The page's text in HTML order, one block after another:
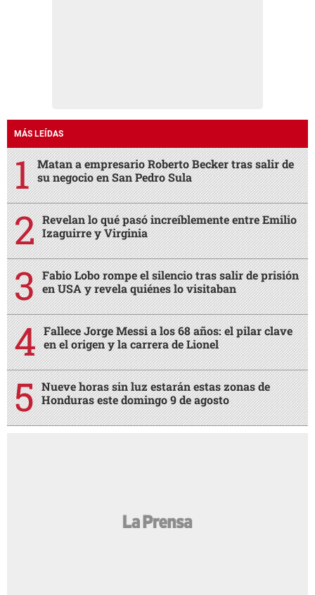
MÁS LEÍDAS
Matan a empresario Roberto Becker tras salir de
su negocio en San Pedro Sula
Revelan lo qué pasó increíblemente entre Emilio
Izaguirre y Virginia
Fabio Lobo rompe el silencio tras salir de prisión
en USA y revela quiénes lo visitaban
Fallece Jorge Messi a los 68 años: el pilar clave
en el origen y la carrera de Lionel
Nueve horas sin luz estarán estas zonas de
Honduras este domingo 9 de agosto